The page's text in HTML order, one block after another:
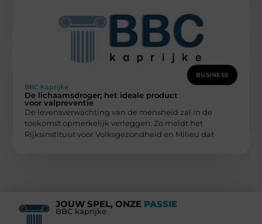
BUSINESS
BBC Kaprijke
De lichaamsdroger; het ideale product
voor valpreventie
De levensverwachting van de mensheid zal in de
toekomst opmerkelijk verleggen. Zo meldt het
Rijksinstituut voor Volksgezondheid en Milieu dat
JOUW SPEL, ONZE PASSIE
BBC kaprijke